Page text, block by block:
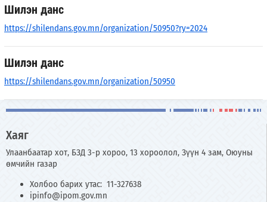
Шилэн данс
https://shilendans.gov.mn/organization/50950?ry=2024
Шилэн данс
https://shilendans.gov.mn/organization/50950
Хаяг
Улаанбаатар хот, БЗД 3-р хороо, 13 хороолол, Зүүн 4 зам, Оюуны
өмчийн газар
Холбоо барих утас: 11-327638
ipinfo@ipom.gov.mn